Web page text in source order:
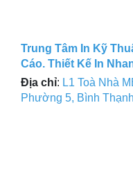
Trung Tâm In Kỹ
Cáo. Thiết Kế In
Địa chỉ: L1 Toà Nhà
Phường 5, Bình